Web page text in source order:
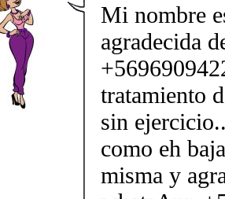
Mi nombre
agradecida
tratamiento
sin
como eh
misma y